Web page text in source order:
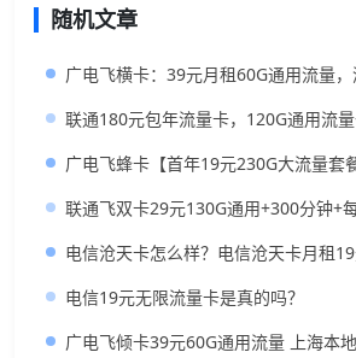
随机文章
电信19元无限流量卡是真的吗？
广电飞倾卡39元60G通用流量 上海本